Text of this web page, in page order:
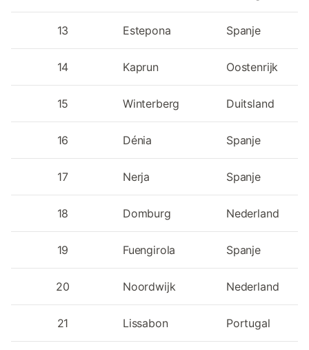
13 Estepona Spanje
14 Kaprun Oostenrijk
15 Winterberg Duitsland
16 Dénia Spanje
17 Nerja Spanje
18 Domburg Nederland
19 Fuengirola Spanje
20 Noordwijk Nederland
21 Lissabon Portugal